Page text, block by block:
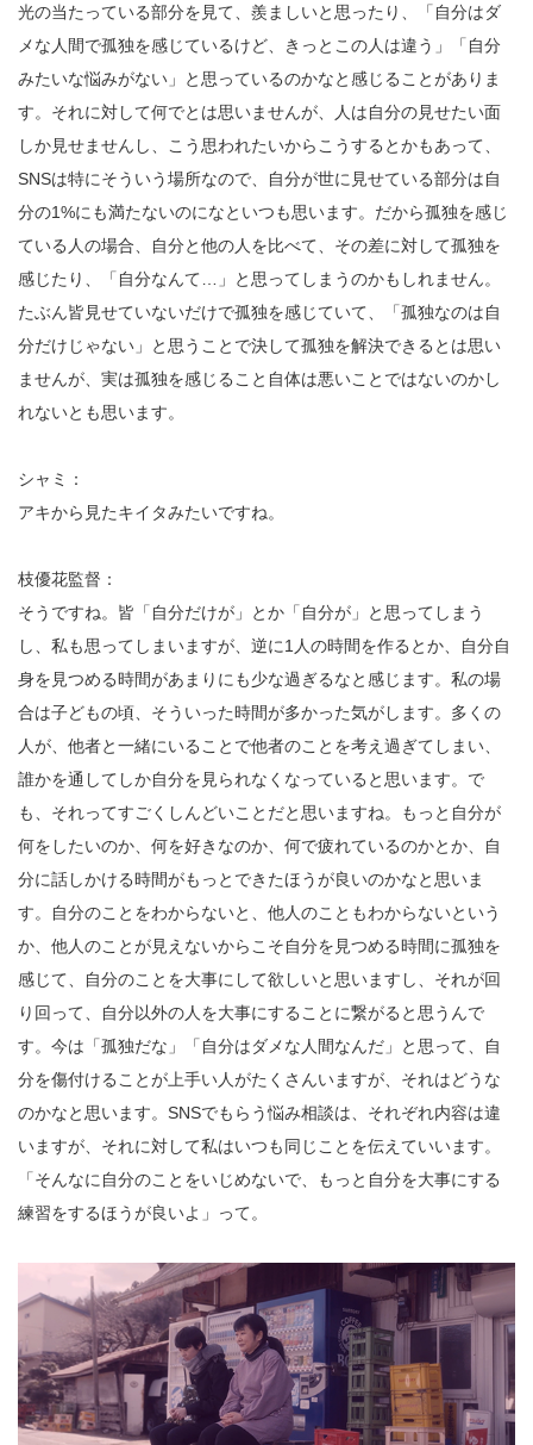
光の当たっている部分を見て、羨ましいと思ったり、「自分はダ
メな人間で孤独を感じているけど、きっとこの人は違う」「自分
みたいな悩みがない」と思っているのかなと感じることがありま
す。それに対して何でとは思いませんが、人は自分の見せたい面
しか見せませんし、こう思われたいからこうするとかもあって、
SNSは特にそういう場所なので、自分が世に見せている部分は自
分の1%にも満たないのになといつも思います。だから孤独を感じ
ている人の場合、自分と他の人を比べて、その差に対して孤独を
感じたり、「自分なんて…」と思ってしまうのかもしれません。
たぶん皆見せていないだけで孤独を感じていて、「孤独なのは自
分だけじゃない」と思うことで決して孤独を解決できるとは思い
ませんが、実は孤独を感じること自体は悪いことではないのかし
れないとも思います。
シャミ：
アキから見たキイタみたいですね。
枝優花監督：
そうですね。皆「自分だけが」とか「自分が」と思ってしまう
し、私も思ってしまいますが、逆に1人の時間を作るとか、自分自
身を見つめる時間があまりにも少な過ぎるなと感じます。私の場
合は子どもの頃、そういった時間が多かった気がします。多くの
人が、他者と一緒にいることで他者のことを考え過ぎてしまい、
誰かを通してしか自分を見られなくなっていると思います。で
も、それってすごくしんどいことだと思いますね。もっと自分が
何をしたいのか、何を好きなのか、何で疲れているのかとか、自
分に話しかける時間がもっとできたほうが良いのかなと思いま
す。自分のことをわからないと、他人のこともわからないという
か、他人のことが見えないからこそ自分を見つめる時間に孤独を
感じて、自分のことを大事にして欲しいと思いますし、それが回
り回って、自分以外の人を大事にすることに繋がると思うんで
す。今は「孤独だな」「自分はダメな人間なんだ」と思って、自
分を傷付けることが上手い人がたくさんいますが、それはどうな
のかなと思います。SNSでもらう悩み相談は、それぞれ内容は違
いますが、それに対して私はいつも同じことを伝えていいます。
「そんなに自分のことをいじめないで、もっと自分を大事にする
練習をするほうが良いよ」って。